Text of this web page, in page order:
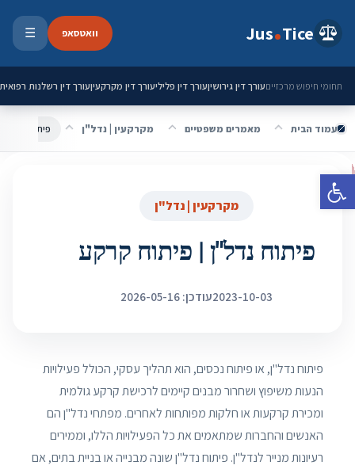
פתח סרגל נגישות
Jus Tice וואטסאפ ☰
תחומי חיפוש מרכזייםעורך דין גירושיןעורך דין פליליעורך דין מקרקעיןעורך דין רשלנות רפואית
עמוד הבית מאמרים משפטיים מקרקעין | נדל"ן פיתוח נדל"ן
מקרקעין | נדל"ן
פיתוח נדל"ן | פיתוח קרקע
2023-10-03עודכן: 2026-05-16
פיתוח נדל"ן, או פיתוח נכסים, הוא תהליך עסקי, הכולל פעילויות
הנעות משיפוץ ושחרור מבנים קיימים לרכישת קרקע גולמית
ומכירת קרקעות או חלקות מפותחות לאחרים. מפתחי נדל"ן הם
האנשים והחברות שמתאמים את כל הפעילויות הללו, וממירים
רעיונות מנייר לנדל"ן. פיתוח נדל"ן שונה מבנייה או בניית בתים, אם